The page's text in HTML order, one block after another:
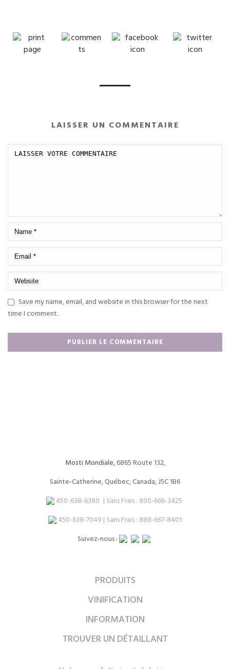
LAISSER UN COMMENTAIRE
Save my name, email, and website in this browser for the next
time I comment.
Mosti Mondiale, 6865 Route 132,
Sainte-Catherine, Québec, Canada, J5C 1B6
450-638-6380 | Sans Frais : 800-666-3425
450-638-7049 | Sans Frais : 888-667-8401
Suivez-nous :
PRODUITS
VINIFICATION
INFORMATION
TROUVER UN DÉTAILLANT